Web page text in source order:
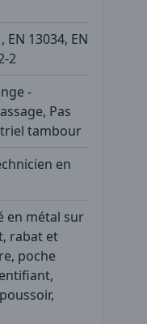
EN 13034, EN
2
-
Pas
tambour
en
en métal sur
rabat et
poche